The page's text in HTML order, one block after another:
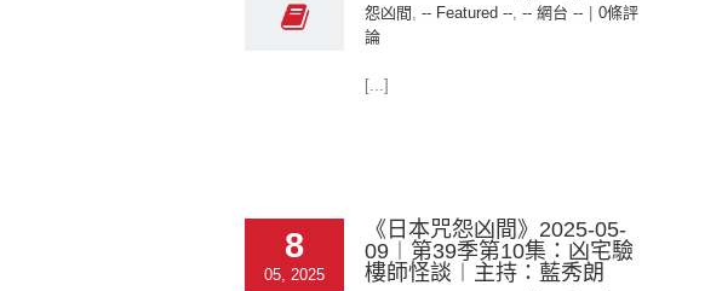
怨凶間 , -- Featured --, -- 網台 --
0條評
論
[...]
8
05, 2025
《日本咒怨凶間》2025-05-
09︱第39季第10集：凶宅驗
樓師怪談︱主持：藍秀朗